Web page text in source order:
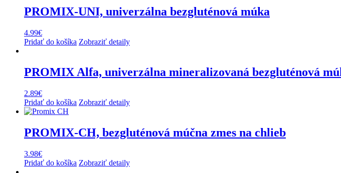
PROMIX-UNI, univerzálna bezgluténová múka
4.99€
Pridať do košíka Zobraziť detaily
PROMIX Alfa, univerzálna mineralizovaná bezgluténová
2.89€
Pridať do košíka Zobraziť detaily
PROMIX-CH, bezgluténová múčna zmes na chlieb
3.98€
Pridať do košíka Zobraziť detaily